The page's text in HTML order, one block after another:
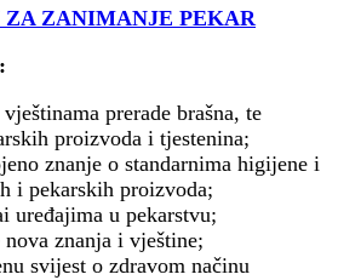
ZANIMANJE PEKAR
prerade brašna, te
proizvoda i tjestenina;
znanje o standarnima higijene i
i pekarskih proizvoda;
uređajima u pekarstvu;
nova znanja i vještine;
svijest o zdravom načinu